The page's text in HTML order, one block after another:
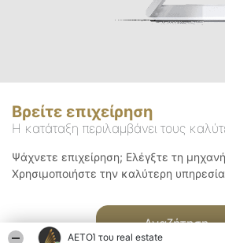
ΑΕΤΟΊ του real estate
Βρείτε επιχείρηση
Η κατάταξη περιλαμβάνει τους
Ψάχνετε επιχείρηση; Ελέγξτε τη
Χρησιμοποιήστε την καλύτερη υπηρεσία
Αναζήτηση